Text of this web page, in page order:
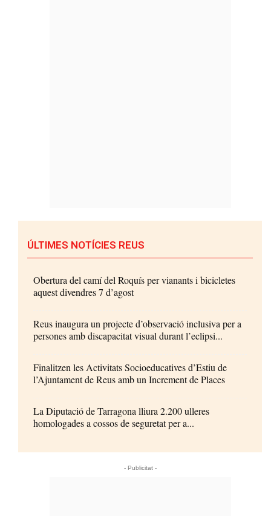
ÚLTIMES NOTÍCIES REUS
Obertura del camí del Roquís per vianants i bicicletes
aquest divendres 7 d’agost
Reus inaugura un projecte d’observació inclusiva per a
persones amb discapacitat visual durant l’eclipsi...
Finalitzen les Activitats Socioeducatives d’Estiu de
l’Ajuntament de Reus amb un Increment de Places
La Diputació de Tarragona lliura 2.200 ulleres
homologades a cossos de seguretat per a...
- Publicitat -